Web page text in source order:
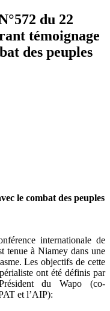
du 22
témoignage
des peuples
le combat des peuples
internationale de
tenue à Niamey dans une
Les objectifs de cette
ont été définis par
du Wapo (co-
et l’AIP):